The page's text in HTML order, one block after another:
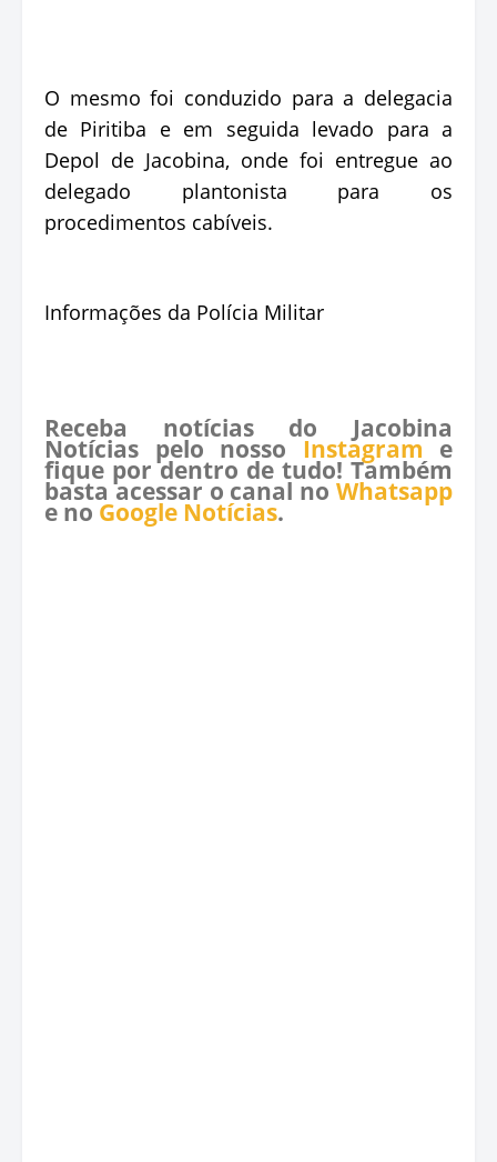
O mesmo foi conduzido para a delegacia
de Piritiba e em seguida levado para a
Depol de Jacobina, onde foi entregue ao
delegado plantonista para os
procedimentos cabíveis.
Informações da Polícia Militar
Receba notícias do Jacobina
Notícias pelo nosso Instagram e
fique por dentro de tudo! Também
basta acessar o canal no Whatsapp
e no Google Notícias.